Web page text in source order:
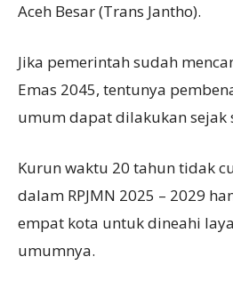
Aceh Besar (Trans Jantho).
Jika pemerintah sudah
Emas 2045, tentunya
umum dapat dilakukan sejak
Kurun waktu 20 tahun tidak
dalam RPJMN 2025 – 2029
empat kota untuk dineahi
umumnya.